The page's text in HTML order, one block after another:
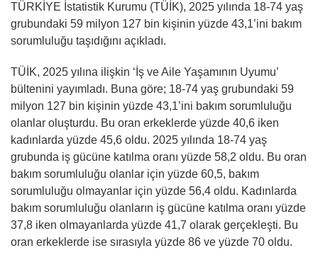
TÜRKİYE İstatistik Kurumu (TÜİK), 2025 yılında 18-74 yaş
grubundaki 59 milyon 127 bin kişinin yüzde 43,1’ini bakım
sorumluluğu taşıdığını açıkladı.
TÜİK, 2025 yılına ilişkin ‘İş ve Aile Yaşamının Uyumu’
bültenini yayımladı. Buna göre; 18-74 yaş grubundaki 59
milyon 127 bin kişinin yüzde 43,1’ini bakım sorumluluğu
olanlar oluşturdu. Bu oran erkeklerde yüzde 40,6 iken
kadınlarda yüzde 45,6 oldu. 2025 yılında 18-74 yaş
grubunda iş gücüne katılma oranı yüzde 58,2 oldu. Bu oran
bakım sorumluluğu olanlar için yüzde 60,5, bakım
sorumluluğu olmayanlar için yüzde 56,4 oldu. Kadınlarda
bakım sorumluluğu olanların iş gücüne katılma oranı yüzde
37,8 iken olmayanlarda yüzde 41,7 olarak gerçekleşti. Bu
oran erkeklerde ise sırasıyla yüzde 86 ve yüzde 70 oldu.